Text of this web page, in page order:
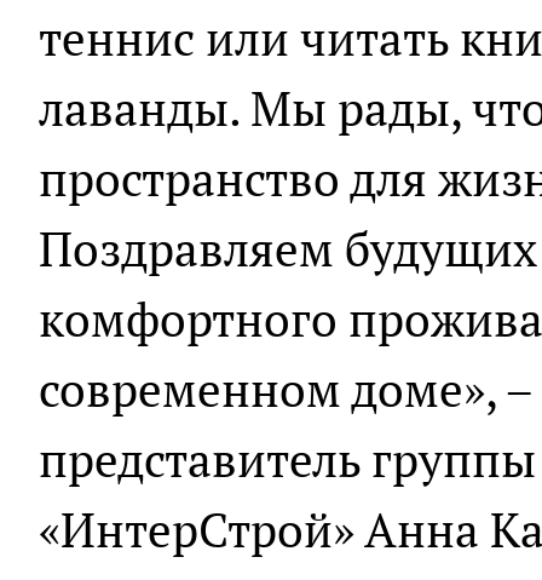
теннис или читать
лаванды. Мы рады,
пространство для
Поздравляем
комфортного
современном доме»,
представитель
«ИнтерСтрой» Анна